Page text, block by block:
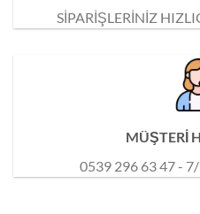
SİPARİŞLERİNİZ
MÜŞTERİ
0539 296 63 47 -